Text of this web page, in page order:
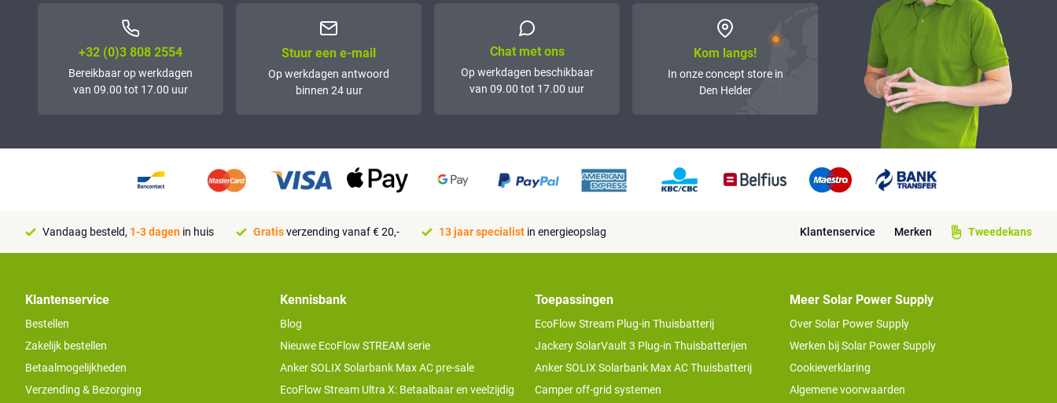
+32 (0)3 808 2554
Bereikbaar op werkdagen
van 09.00 tot 17.00 uur
Stuur een e-mail
Op werkdagen antwoord
binnen 24 uur
Chat met ons
Op werkdagen beschikbaar
van 09.00 tot 17.00 uur
Kom langs!
In onze concept store in
Den Helder
Vandaag besteld, 1-3 dagen in huis Gratisverzending vanaf € 20,- 13 jaar specialist in energieopslag Klantenservice Merken Tweedekans
Klantenservice
Bestellen
Zakelijk bestellen
Betaalmogelijkheden
Verzending & Bezorging
Kennisbank
Blog
Nieuwe EcoFlow STREAM serie
Anker SOLIX Solarbank Max AC pre-sale
EcoFlow Stream Ultra X: Betaalbaar en veelzijdig
Toepassingen
EcoFlow Stream Plug-in Thuisbatterij
Jackery SolarVault 3 Plug-in Thuisbatterijen
Anker SOLIX Solarbank Max AC Thuisbatterij
Camper off-grid systemen
Meer Solar Power Supply
Over Solar Power Supply
Werken bij Solar Power Supply
Cookieverklaring
Algemene voorwaarden